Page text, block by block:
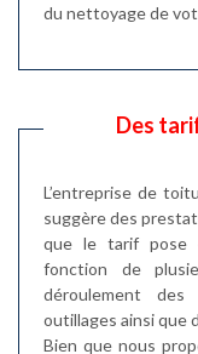
du nettoyage de
Des
L’entreprise de
suggère des
que le tarif pose
fonction de
déroulement
outillages ainsi que
Bien que nous